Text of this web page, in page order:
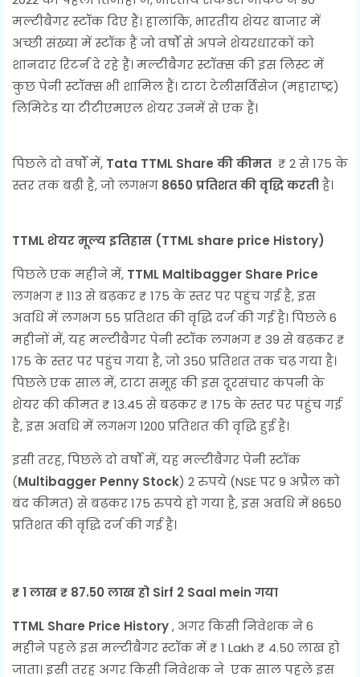
मल्टीबैगर स्टॉक दिए हैं। हालांकि, भारतीय शेयर बाजार में
अच्छी संख्या में स्टॉक हैं जो वर्षों से अपने शेयरधारकों को
शानदार रिटर्न दे रहे हैं। मल्टीबैगर स्टॉक्स की इस लिस्ट में
कुछ पेनी स्टॉक्स भी शामिल हैं। टाटा टेलीसर्विसेज (महाराष्ट्र)
लिमिटेड या टीटीएमएल शेयर उनमें से एक हैं।
पिछले दो वर्षों में, Tata TTML Share की कीमत ₹ 2 से​​175 के
स्तर तक बढ़ी है, जो लगभग 8650 प्रतिशत कीवृद्धि करतीहै।
TTML शेयर मूल्य इतिहास (TTML share price History)
पिछले एक महीने में, TTML Maltibagger Share Price
लगभग₹ 113 से बढ़कर₹ 175 के स्तर पर पहुंच गई है, इस
अवधि में लगभग 55 प्रतिशत की वृद्धि दर्ज की गई है। पिछले 6
महीनों में, यह मल्टीबैगर पेनी स्टॉक लगभग₹ 39 से बढ़कर₹
175 के स्तर पर पहुंच गया है, जो 350 प्रतिशत तक चढ़ गया है।
पिछले एक साल में, टाटा समूह की इस दूरसंचार कंपनी के
शेयर की कीमत₹ 13.45 से बढ़कर₹ 175 के स्तर पर पहुंच गई
है, इस अवधि में लगभग 1200 प्रतिशत की वृद्धि हुई है।
इसी तरह, पिछले दो वर्षों में, यह मल्टीबैगर पेनी स्टॉक
(Multibagger Penny Stock) 2रुपये (NSE पर 9 अप्रैल को
बंद कीमत) से बढ़कर175 रुपयेहो गया है, इस अवधि में 8650
प्रतिशत की वृद्धि दर्ज की गई है।
₹1 लाख₹ 87.50 लाख हो Sirf 2 Saal mein गया
TTML Share Price History, अगर किसी निवेशक ने6
महीने पहले इस मल्टीबैगर स्टॉक में₹ 1 Lakh ₹ 4.50 लाख हो
जाता। इसी तरह अगर किसी निवेशक ने एक साल पहले इस